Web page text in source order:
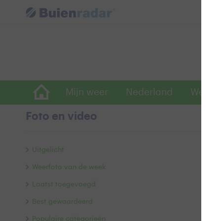
Mijn weer Nederland
Foto en video
Uitgelicht
Weerfoto van de week
Laatst toegevoegd
Best gewaardeerd
Populaire categorieën